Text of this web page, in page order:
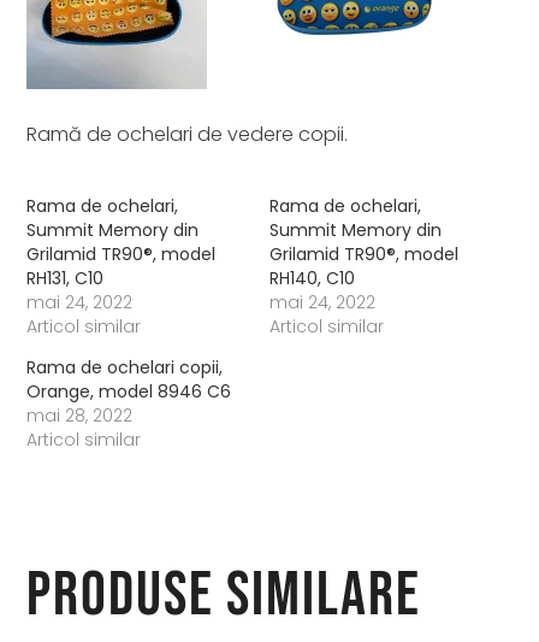
Ramă de ochelari de vedere copii.
Rama de ochelari,
Summit Memory din
Grilamid TR90®, model
RH131, C10
mai 24, 2022
Articol similar
Rama de ochelari,
Summit Memory din
Grilamid TR90®, model
RH140, C10
mai 24, 2022
Articol similar
Rama de ochelari copii,
Orange, model 8946 C6
mai 28, 2022
Articol similar
Produse similare